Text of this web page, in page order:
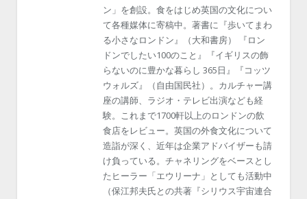
ン」を創設。食をはじめ英国の文化につい
て各種媒体に寄稿中。著書に『歩いてまわ
る小さなロンドン』（大和書房） 『ロン
ドンでしたい100のこと』『イギリスの飾
らないのに豊かな暮らし 365日』『コッツ
ウォルズ』（自由国民社）。カルチャー講
座の講師、ラジオ・テレビ出演なども経
験。これまで1700軒以上のロンドンの飲
食店をレビュー。英国の外食文化について
造詣が深く、近年は企業アドバイザーも請
け負っている。チャネリングをベースとし
たヒーラー「エウリーナ」としても活動中
（保江邦夫氏との共著『シリウス宇宙連合